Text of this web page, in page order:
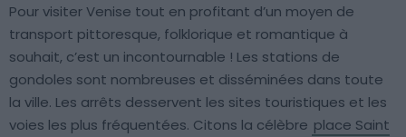
Pour visiter Venise tout en profitant d’un moyen de
transport pittoresque, folklorique et romantique à
souhait, c’est un incontournable ! Les stations de
gondoles sont nombreuses et disséminées dans toute
la ville. Les arrêts desservent les sites touristiques et les
voies les plus fréquentées. Citons la célèbre place Saint